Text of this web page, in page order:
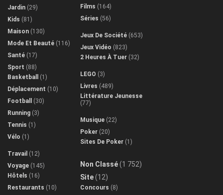
Jardin (29)
Kids (81)
Maison (130)
Mode Et Beauté (116)
Santé (17)
Sport (88)
Basketball
(1)
Déplacement (10)
Football
(30)
Running (3)
Tennis (1)
Vélo (1)
Travail (12)
Voyage (145)
Hôtels (16)
Restaurants (10)
Films (164)
Séries (56)
Jeux De Société (653)
Jeux Vidéo (823)
2 Heures À Tuer (32)
LEGO (3)
Livres (489)
Littérature Jeunesse
(77)
Musique (22)
Poker (20)
Sites De Poker (1)
Non Classé(1 752)
Site(12)
Concours (8)